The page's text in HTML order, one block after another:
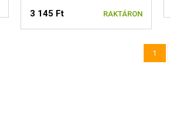
3 145 Ft RAKTÁRON
1